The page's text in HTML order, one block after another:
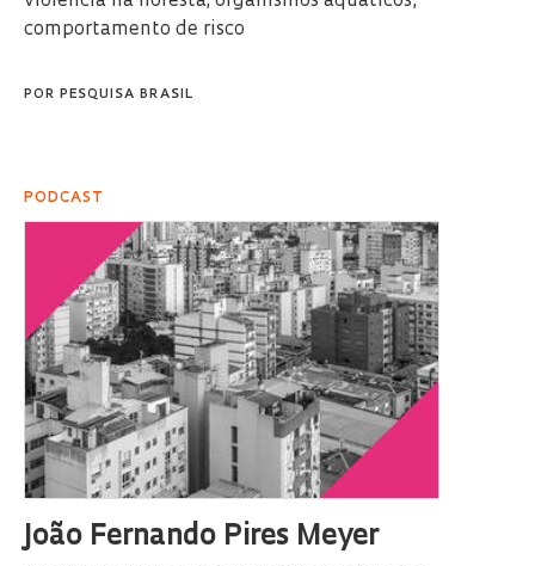
comportamento de risco
POR PESQUISA BRASIL
PODCAST
João Fernando Pires Meyer